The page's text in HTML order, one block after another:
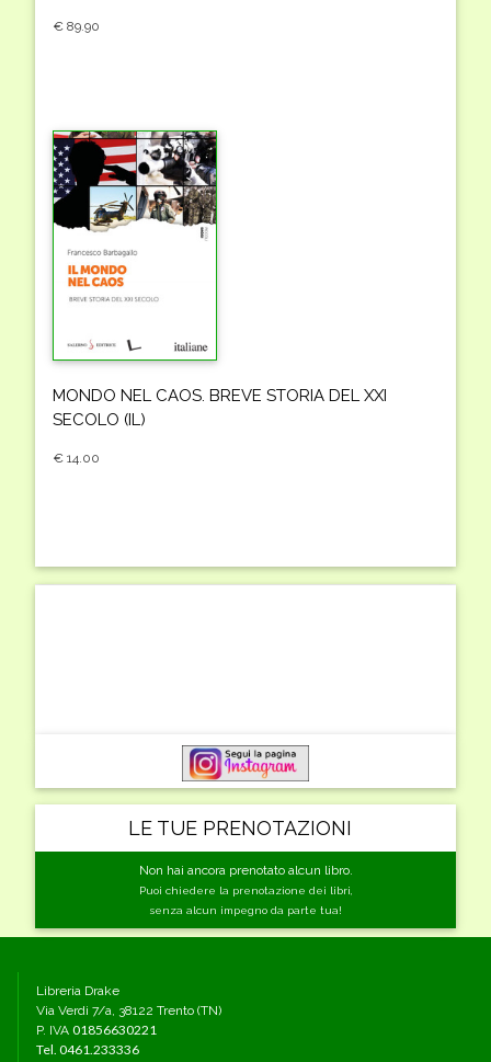
€ 89.90
MONDO NEL CAOS. BREVE STORIA DEL XXI
SECOLO (IL)
€ 14.00
LE TUE PRENOTAZIONI
Non hai ancora prenotato alcun libro.
Puoi chiedere la prenotazione dei libri,
senza alcun impegno da parte tua!
Libreria Drake
Via Verdi 7/a, 38122 Trento (TN)
P. IVA 01856630221
Tel. 0461.233336